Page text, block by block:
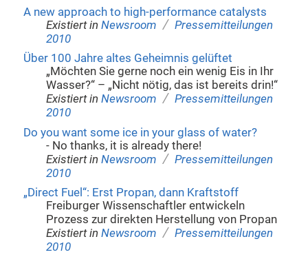
A new approach to high-performance catalysts
Existiert in Newsroom / Pressemitteilungen
2010
Über 100 Jahre altes Geheimnis gelüftet
„Möchten Sie gerne noch ein wenig Eis in Ihr
Wasser?“ – „Nicht nötig, das ist bereits drin!“
Existiert in Newsroom / Pressemitteilungen
2010
Do you want some ice in your glass of water?
- No thanks, it is already there!
Existiert in Newsroom / Pressemitteilungen
2010
„Direct Fuel“: Erst Propan, dann Kraftstoff
Freiburger Wissenschaftler entwickeln
Prozess zur direkten Herstellung von Propan
Existiert in Newsroom / Pressemitteilungen
2010